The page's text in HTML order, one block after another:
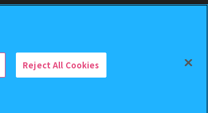
Reject All Cookies